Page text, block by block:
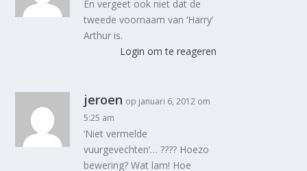
En vergeet ook niet dat de
tweede voornaam van ‘Harry’
Arthur is.
Login om te reageren
jeroen op januari 6, 2012 om
5:25 am
‘Niet vermelde
vuurgevechten’… ???? Hoezo
bewering? Wat lam! Hoe